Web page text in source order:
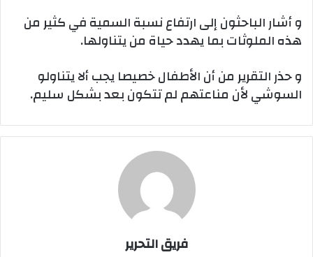
و أشار الباحثون إلى ارتفاع نسبة السمية في كثير من
هذه الملوثات بما يهدد حياة من يتناولها.
و حذر التقرير من أن الأطفال خصيصا يجب ألا يتناولو
السوشي لأن مناعتهم لم تتكون بعد بشكل سليم.
فريق التحرير